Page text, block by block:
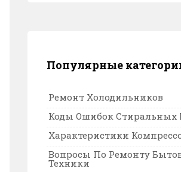
Популярные
Ремонт Холодильников
Коды Ошибок
Характеристики
Вопросы По Ремонту
Техники